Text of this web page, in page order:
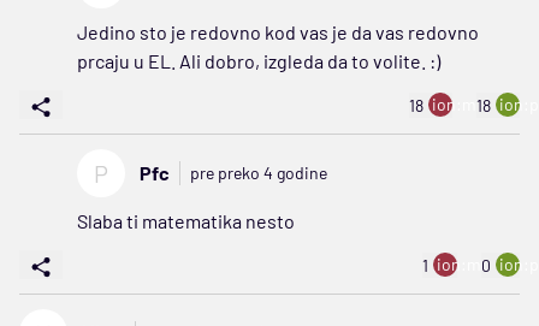
Jedino sto je redovno kod vas je da vas redovno
prcaju u EL. Ali dobro, izgleda da to volite. :)
18 ion:minus
18
P Pfc pre preko 4 godine
Slaba ti matematika nesto
1 ion:minus
0